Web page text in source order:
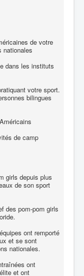
de votre
nationales
dans les instituts
votre sport.
bilingues
de camp
girls depuis plus
de son sport
des pom-pom girls
ont remporté
et se sont
nationales.
ont
et ont